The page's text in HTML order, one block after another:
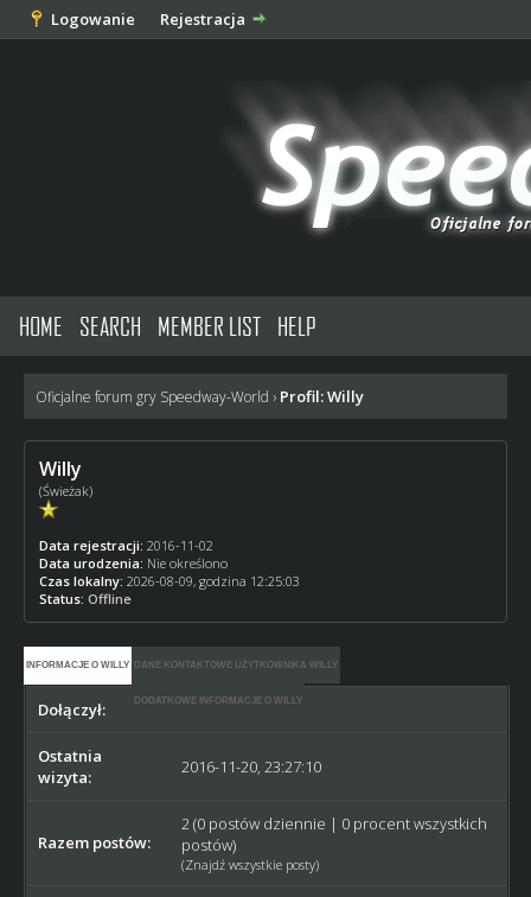
Logowanie Rejestracja
HOME SEARCH MEMBER LIST HELP
Oficjalne forum gry Speedway-World › Profil: Willy
Willy
(Świeżak)
Data rejestracji: 2016-11-02
Data urodzenia: Nie określono
Czas lokalny: 2026-08-09, godzina 12:25:03
Status: Offline
INFORMACJE O WILLY DANE KONTAKTOWE UŻYTKOWNIKA WILLY
DODATKOWE INFORMACJE O WILLY
Dołączył: 2016-11-02
Ostatnia
wizyta:
2016-11-20, 23:27:10
Razem postów:
2 (0 postów dziennie | 0 procent wszystkich
postów)
(Znajdź wszystkie posty)